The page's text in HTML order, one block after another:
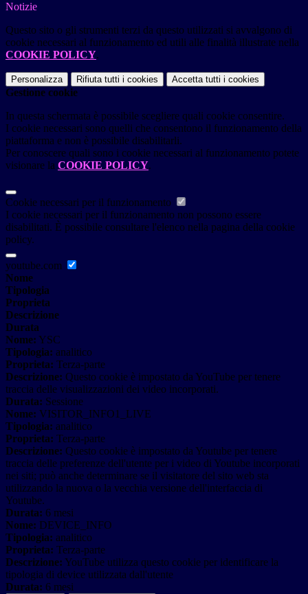
Notizie
Questo sito o gli strumenti terzi da questo utilizzati si avvalgono di
cookie necessari al funzionamento ed utili alle finalità illustrate nella
COOKIE POLICY.
Personalizza Rifiuta tutti i cookies Accetta tutti i cookies
Gestione cookie
In questa schermata è possibile scegliere quali cookie consentire.
I cookie necessari sono quelli che consentono il funzionamento della
piattaforma e non è possibile disabilitarli.
Per conoscere quali sono i cookie necessari al funzionamento potete
visionare la COOKIE POLICY.
Cookie necessari per il funzionamento
I cookie necessari per il funzionamento non possono essere
disabilitati. È possibile consultare l'elenco nella pagina della cookie
policy.
youtube.com
Nome
Tipologia
Proprieta
Descrizione
Durata
Nome: YSC
Tipologia: analitico
Proprieta: Terza-parte
Descrizione: Questo cookie è impostato da YouTube per tenere
traccia delle visualizzazioni dei video incorporati.
Durata: Sessione
Nome: VISITOR_INFO1_LIVE
Tipologia: analitico
Proprieta: Terza-parte
Descrizione: Questo cookie è impostato da Youtube per tenere
traccia delle preferenze dell'utente per i video di Youtube incorporati
nei siti; può anche determinare se il visitatore del sito web sta
utilizzando la nuova o la vecchia versione dell'interfaccia di
Youtube.
Durata: 6 mesi
Nome: DEVICE_INFO
Tipologia: analitico
Proprieta: Terza-parte
Descrizione: YouTube utilizza questo cookie per identificare la
tipologia di device utilizzata dall'utente
Durata: 6 mesi